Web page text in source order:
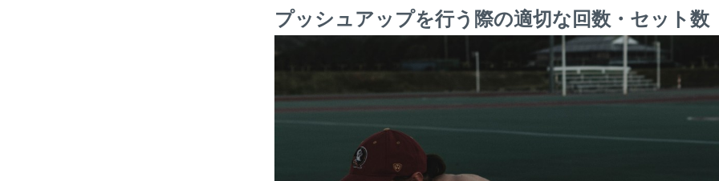
プッシュアップを行う際の適切な回数・セット数